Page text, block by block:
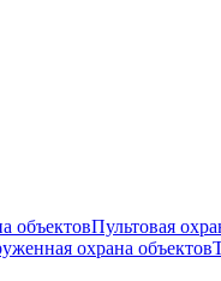
объектовПультовая
охрана объектов